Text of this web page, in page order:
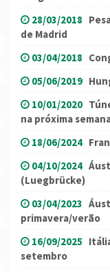
28/03/2018
de Madrid
03/04/2018
05/06/2019
10/01/2020
na próxima
18/06/2024
04/10/2024
(Luegbrücke)
03/04/2023
primavera/verão
16/09/2025
setembro